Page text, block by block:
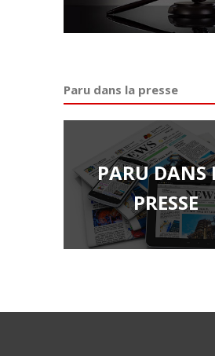
Paru dans la presse
PARU DANS
PRESSE